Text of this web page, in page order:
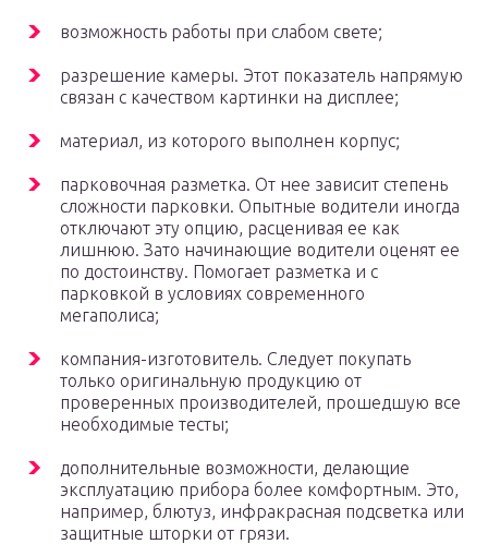
возможность работы при слабом свете;
разрешение камеры. Этот показатель напрямую
связан с качеством картинки на дисплее;
материал, из которого выполнен корпус;
парковочная разметка. От нее зависит степень
сложности парковки. Опытные водители иногда
отключают эту опцию, расценивая ее как
лишнюю. Зато начинающие водители оценят ее
по достоинству. Помогает разметка и с
парковкой в условиях современного
мегаполиса;
компания-изготовитель. Следует покупать
только оригинальную продукцию от
проверенных производителей, прошедшую все
необходимые тесты;
дополнительные возможности, делающие
эксплуатацию прибора более комфортным. Это,
например, блютуз, инфракрасная подсветка или
защитные шторки от грязи.